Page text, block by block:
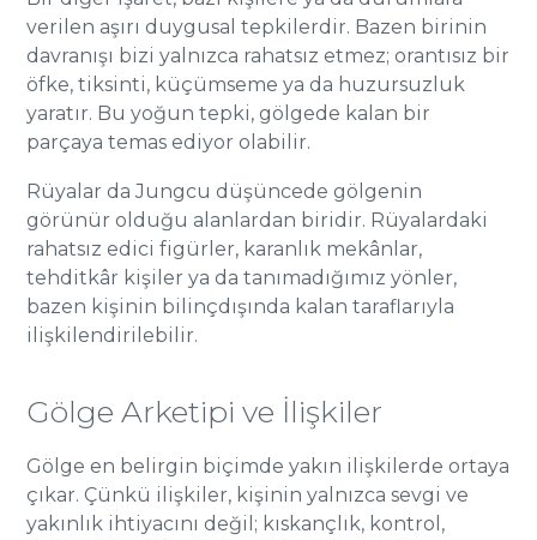
verilen aşırı duygusal tepkilerdir. Bazen birinin
davranışı bizi yalnızca rahatsız etmez; orantısız bir
öfke, tiksinti, küçümseme ya da huzursuzluk
yaratır. Bu yoğun tepki, gölgede kalan bir
parçaya temas ediyor olabilir.
Rüyalar da Jungcu düşüncede gölgenin
görünür olduğu alanlardan biridir. Rüyalardaki
rahatsız edici figürler, karanlık mekânlar,
tehditkâr kişiler ya da tanımadığımız yönler,
bazen kişinin bilinçdışında kalan taraflarıyla
ilişkilendirilebilir.
Gölge Arketipi ve İlişkiler
Gölge en belirgin biçimde yakın ilişkilerde ortaya
çıkar. Çünkü ilişkiler, kişinin yalnızca sevgi ve
yakınlık ihtiyacını değil; kıskançlık, kontrol,